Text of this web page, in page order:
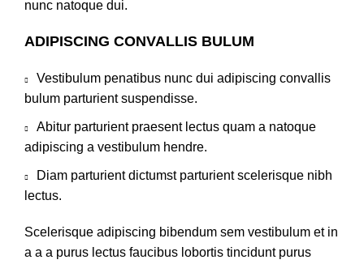
nunc natoque dui.
ADIPISCING CONVALLIS BULUM
Vestibulum penatibus nunc dui adipiscing convallis
bulum parturient suspendisse.
Abitur parturient praesent lectus quam a natoque
adipiscing a vestibulum hendre.
Diam parturient dictumst parturient scelerisque nibh
lectus.
Scelerisque adipiscing bibendum sem vestibulum et in
a a a purus lectus faucibus lobortis tincidunt purus